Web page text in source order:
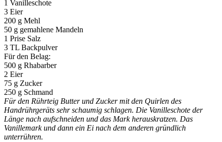
1 Vanilleschote
3 Eier
200 g Mehl
50 g gemahlene Mandeln
1 Prise Salz
3 TL Backpulver
Für den Belag:
500 g Rhabarber
2 Eier
75 g Zucker
250 g Schmand
Für den Rührteig Butter und Zucker mit den Quirlen des
Handrührgeräts sehr schaumig schlagen. Die Vanilleschote der
Länge nach aufschneiden und das Mark herauskratzen. Das
Vanillemark und dann ein Ei nach dem anderen gründlich
unterrühren.